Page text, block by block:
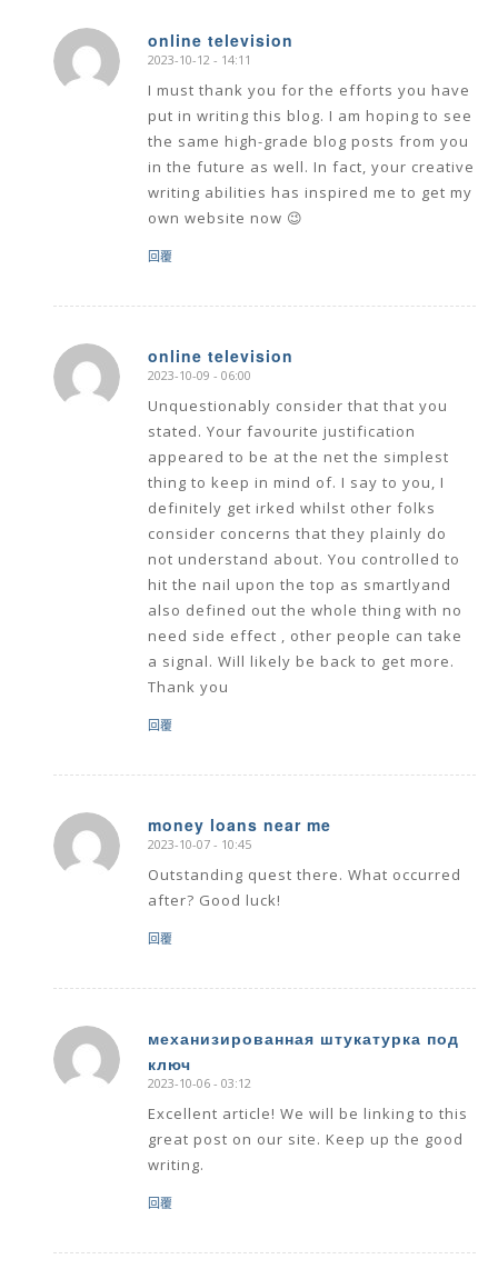
online television
says:
2023-10-12 - 14:11
I must thank you for the efforts you have
put in writing this blog. I am hoping to see
the same high-grade blog posts from you
in the future as well. In fact, your creative
writing abilities has inspired me to get my
own website now 😉
回覆
online television
says:
2023-10-09 - 06:00
Unquestionably consider that that you
stated. Your favourite justification
appeared to be at the net the simplest
thing to keep in mind of. I say to you, I
definitely get irked whilst other folks
consider concerns that they plainly do
not understand about. You controlled to
hit the nail upon the top as smartlyand
also defined out the whole thing with no
need side effect , other people can take
a signal. Will likely be back to get more.
Thank you
回覆
money loans near me
says:
2023-10-07 - 10:45
Outstanding quest there. What occurred
after? Good luck!
回覆
механизированная штукатурка под
ключ
says:
2023-10-06 - 03:12
Excellent article! We will be linking to this
great post on our site. Keep up the good
writing.
回覆